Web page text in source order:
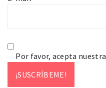
Por favor, acepta nuestra